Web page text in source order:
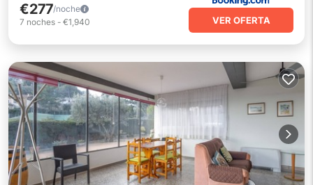
€277/noche
7 noches - €1,940 VER OFERTA